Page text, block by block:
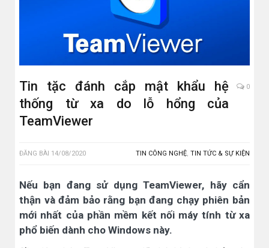
Tin tặc đánh cắp mật khẩu hệ
thống từ xa do lỗ hổng của
TeamViewer
0
ĐĂNG BÀI 14/08/2020 TIN CÔNG NGHỆ, TIN TỨC & SỰ KIỆN
Nếu bạn đang sử dụng TeamViewer, hãy cẩn
thận và đảm bảo rằng bạn đang chạy phiên bản
mới nhất của phần mềm kết nối máy tính từ xa
phổ biến dành cho Windows này.